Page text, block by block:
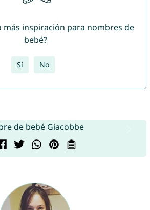
más inspiración para nombres de
bebé?
Sí No